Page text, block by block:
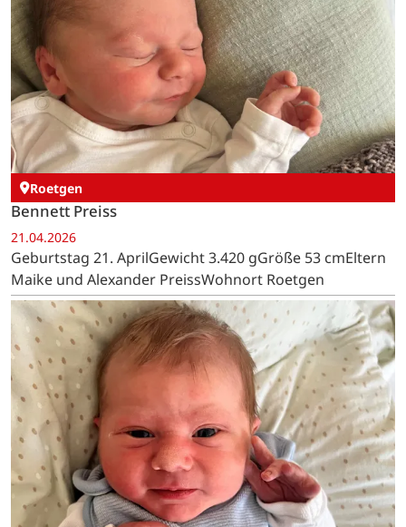
Roetgen
Bennett Preiss
21.04.2026
Geburtstag 21. AprilGewicht 3.420 gGröße 53 cmEltern
Maike und Alexander PreissWohnort Roetgen